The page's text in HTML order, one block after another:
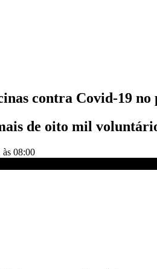
contra Covid-19 no
de oito mil
às 08:00